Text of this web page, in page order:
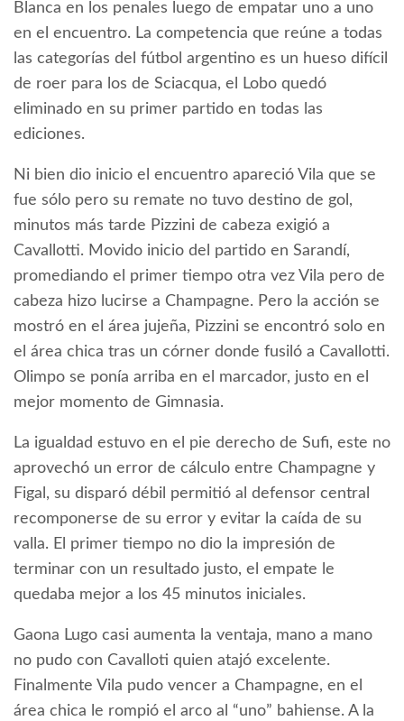
Blanca en los penales luego de empatar uno a uno
en el encuentro. La competencia que reúne a todas
las categorías del fútbol argentino es un hueso difícil
de roer para los de Sciacqua, el Lobo quedó
eliminado en su primer partido en todas las
ediciones.
Ni bien dio inicio el encuentro apareció Vila que se
fue sólo pero su remate no tuvo destino de gol,
minutos más tarde Pizzini de cabeza exigió a
Cavallotti. Movido inicio del partido en Sarandí,
promediando el primer tiempo otra vez Vila pero de
cabeza hizo lucirse a Champagne. Pero la acción se
mostró en el área jujeña, Pizzini se encontró solo en
el área chica tras un córner donde fusiló a Cavallotti.
Olimpo se ponía arriba en el marcador, justo en el
mejor momento de Gimnasia.
La igualdad estuvo en el pie derecho de Sufi, este no
aprovechó un error de cálculo entre Champagne y
Figal, su disparó débil permitió al defensor central
recomponerse de su error y evitar la caída de su
valla. El primer tiempo no dio la impresión de
terminar con un resultado justo, el empate le
quedaba mejor a los 45 minutos iniciales.
Gaona Lugo casi aumenta la ventaja, mano a mano
no pudo con Cavalloti quien atajó excelente.
Finalmente Vila pudo vencer a Champagne, en el
área chica le rompió el arco al “uno” bahiense. A la